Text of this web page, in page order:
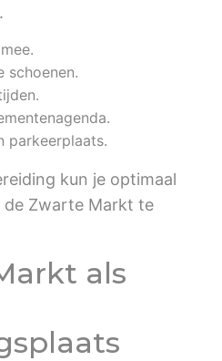
schoenen.
parkeerplaats.
kun je optimaal
de Zwarte Markt te
als